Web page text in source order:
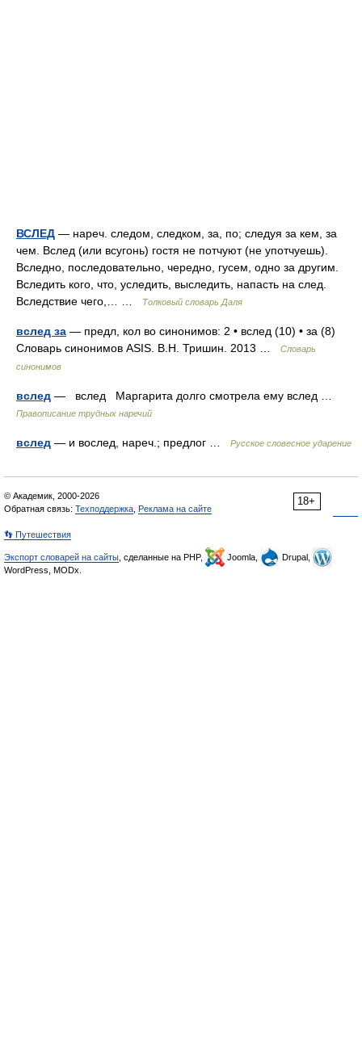
ВСЛЕД — нареч. следом, следком, за, по; следуя за кем, за
чем. Вслед (или всугонь) гостя не потчуют (не употчуешь).
Вследно, последовательно, чередно, гусем, одно за другим.
Вследить кого, что, уследить, выследить, напасть на след.
Вследствие чего,… …
Толковый словарь Даля
вслед за — предл, кол во синонимов: 2 • вслед (10) • за (8)
Словарь синонимов ASIS. В.Н. Тришин. 2013 …
Словарь
синонимов
вслед — вслед Маргарита долго смотрела ему вслед …
Правописание трудных наречий
вслед — и вослед, нареч.; предлог … Русское словесное ударение
18+
© Академик, 2000-2026
Обратная связь: Техподдержка Реклама на сайте
👣 Путешествия
Экспорт словарей на сайты , сделанные на PHP, Joomla,
Drupal,
WordPress, MODx.